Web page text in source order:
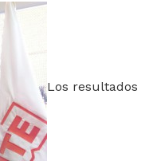
Los resultados